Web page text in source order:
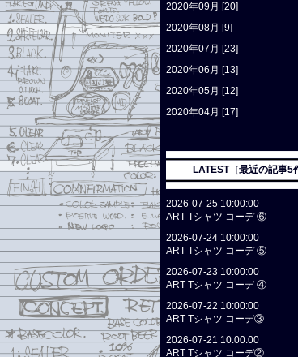
2020年09月 [20]
2020年08月 [9]
2020年07月 [23]
2020年06月 [13]
2020年05月 [12]
2020年04月 [17]
LATEST［最近の記事5
2026-07-25 10:00:00
ART Tシャツ コーデ ⑥
2026-07-24 10:00:00
ART Tシャツ コーデ ⑤
2026-07-23 10:00:00
ART Tシャツ コーデ ④
2026-07-22 10:00:00
ART Tシャツ コーデ③
2026-07-21 10:00:00
ART Tシャツ コーデ②